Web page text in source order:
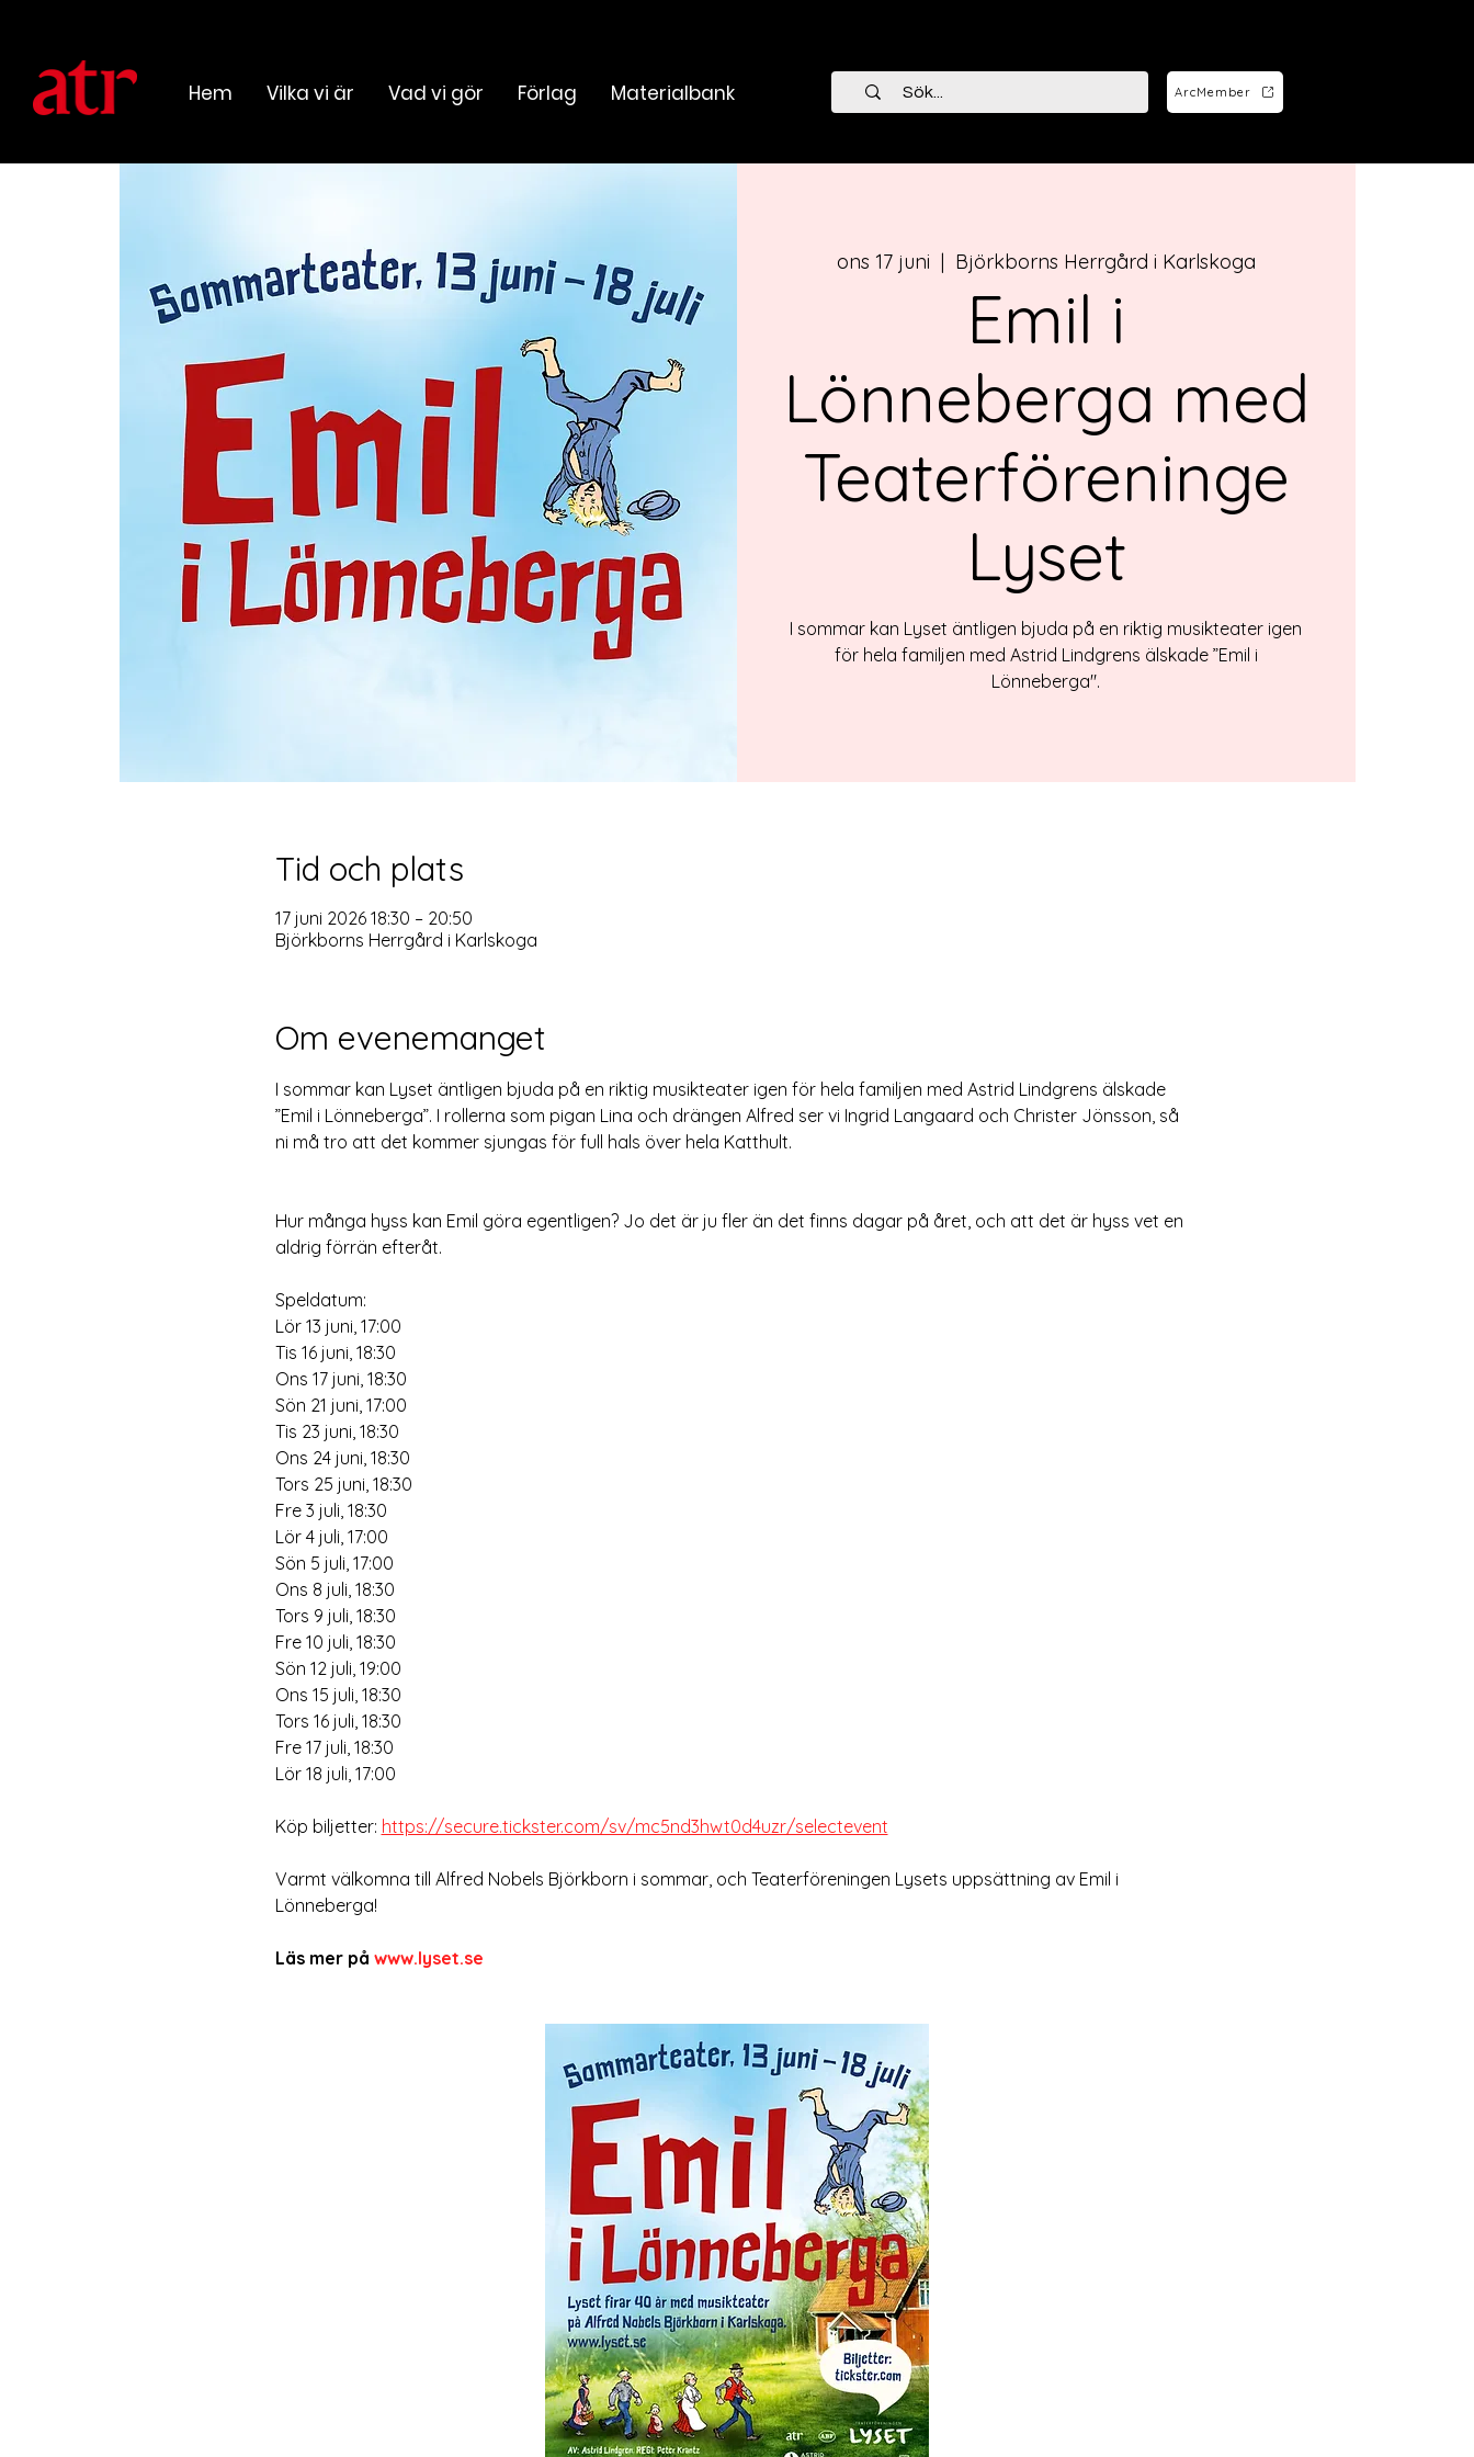
Hem Vilka vi är Vad vi gör Förlag Materialbank ArcMember
ons 17 juni
  |
Björkborns Herrgård i Karlskoga
Emil i
Lönneberga med
Teaterföreninge
Lyset
I sommar kan Lyset äntligen bjuda på en riktig musikteater igen
för hela familjen med Astrid Lindgrens älskade ”Emil i
Lönneberga".
Tid och plats
17 juni 2026 18:30 – 20:50
Björkborns Herrgård i Karlskoga
Om evenemanget
I sommar kan Lyset äntligen bjuda på en riktig musikteater igen för hela familjen med Astrid Lindgrens älskade
”Emil i Lönneberga”. I rollerna som pigan Lina och drängen Alfred ser vi Ingrid Langaard och Christer Jönsson, så
ni må tro att det kommer sjungas för full hals över hela Katthult.
Hur många hyss kan Emil göra egentligen? Jo det är ju fler än det finns dagar på året, och att det är hyss vet en
aldrig förrän efteråt.
Speldatum:
Lör 13 juni, 17:00
Tis 16 juni, 18:30
Ons 17 juni, 18:30
Sön 21 juni, 17:00
Tis 23 juni, 18:30
Ons 24 juni, 18:30
Tors 25 juni, 18:30
Fre 3 juli, 18:30
Lör 4 juli, 17:00
Sön 5 juli, 17:00
Ons 8 juli, 18:30
Tors 9 juli, 18:30
Fre 10 juli, 18:30
Sön 12 juli, 19:00
Ons 15 juli, 18:30
Tors 16 juli, 18:30
Fre 17 juli, 18:30
Lör 18 juli, 17:00
Köp biljetter: https://secure.tickster.com/sv/mc5nd3hwt0d4uzr/selectevent
Varmt välkomna till Alfred Nobels Björkborn i sommar, och Teaterföreningen Lysets uppsättning av Emil i
Lönneberga!
Läs mer på www.lyset.se